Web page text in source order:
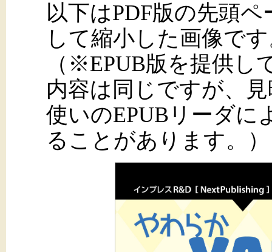
以下はPDF版の先頭
して縮小した画像で
（※EPUB版を提供し
内容は同じですが、
使いのEPUBリーダに
ることがあります。）